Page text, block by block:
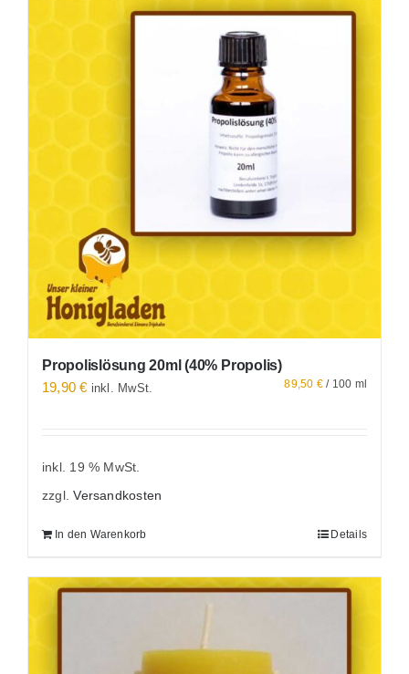
Propolislösung 20ml (40% Propolis)
19,90€ inkl. MwSt. 89,50 €/ 100 ml
inkl. 19 % MwSt.
zzgl.Versandkosten
In den Warenkorb Details